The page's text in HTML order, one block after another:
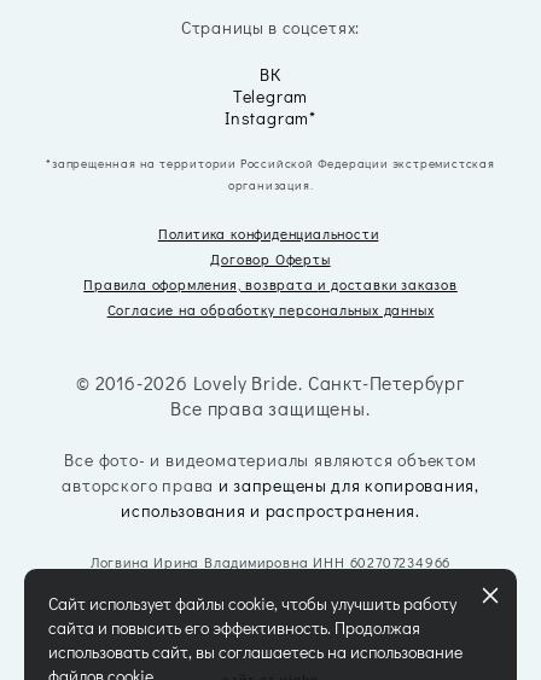
Страницы в соцсетях:
ВК
Telegram
Instagram*
*запрещенная на территории Российской Федерации экстремистская
организация.
Политика конфиденциальности
Договор Оферты
Правила оформления, возвратаи доставки заказов
Согласие на обработку персональных данных
© 2016-2026 Lovely Bride. Санкт-Петербург
Все права защищены.
Все фото- и видеоматериалы являются объектом
авторского права и запрещены для копирования,
использования и распространения.
Логвина Ирина Владимировна ИНН 602707234966
Сайт использует файлы cookie, чтобы улучшить работу
сайта и повысить его эффективность. Продолжая
использовать сайт, вы соглашаетесь на использование